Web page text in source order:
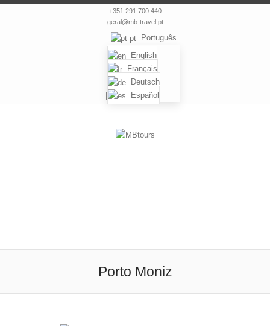
+351 291 700 440
geral@mb-travel.pt
Português
English
Français
Deutsch
Español
Porto Moniz